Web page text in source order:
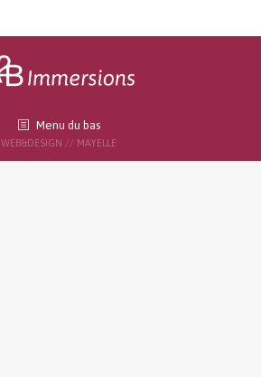
Menu du bas
WEB&DESIGN // MAYELLE